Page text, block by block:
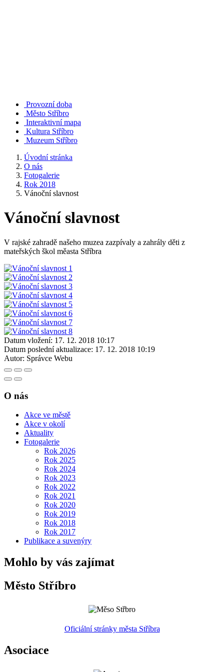
Provozní doba
Město Stříbro
Interaktivní mapa
Kultura Stříbro
Muzeum Stříbro
Úvodní stránka
O nás
Fotogalerie
Rok 2018
Vánoční slavnost
Vánoční slavnost
V rajské zahradě našeho muzea zazpívaly a zahrály děti z
mateřských škol měasta Stříbra
Datum vložení: 17. 12. 2018 10:17
Datum poslední aktualizace: 17. 12. 2018 10:19
Autor: Správce Webu
O nás
Akce ve městě
Akce v okolí
Aktuality
Fotogalerie
Rok 2026
Rok 2025
Rok 2024
Rok 2023
Rok 2022
Rok 2021
Rok 2020
Rok 2019
Rok 2018
Rok 2017
Publikace a suvenýry
Mohlo by vás zajímat
Město Stříbro
Oficiální stránky města Stříbra
Asociace